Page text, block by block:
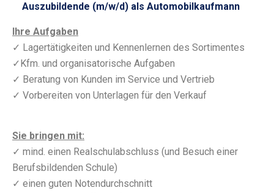
Auszubildende (m/w/d) als Automobilkaufmann
Ihre Aufgaben
✓ Lagertätigkeiten und Kennenlernen des Sortimentes
✓Kfm. und organisatorische Aufgaben
✓ Beratung von Kunden im Service und Vertrieb
✓ Vorbereiten von Unterlagen für den Verkauf
Sie bringen mit:
✓ mind. einen Realschulabschluss (und Besuch einer
Berufsbildenden Schule)
✓ einen guten Notendurchschnitt